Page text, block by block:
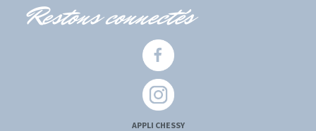
Restons connectés
APPLI CHESSY